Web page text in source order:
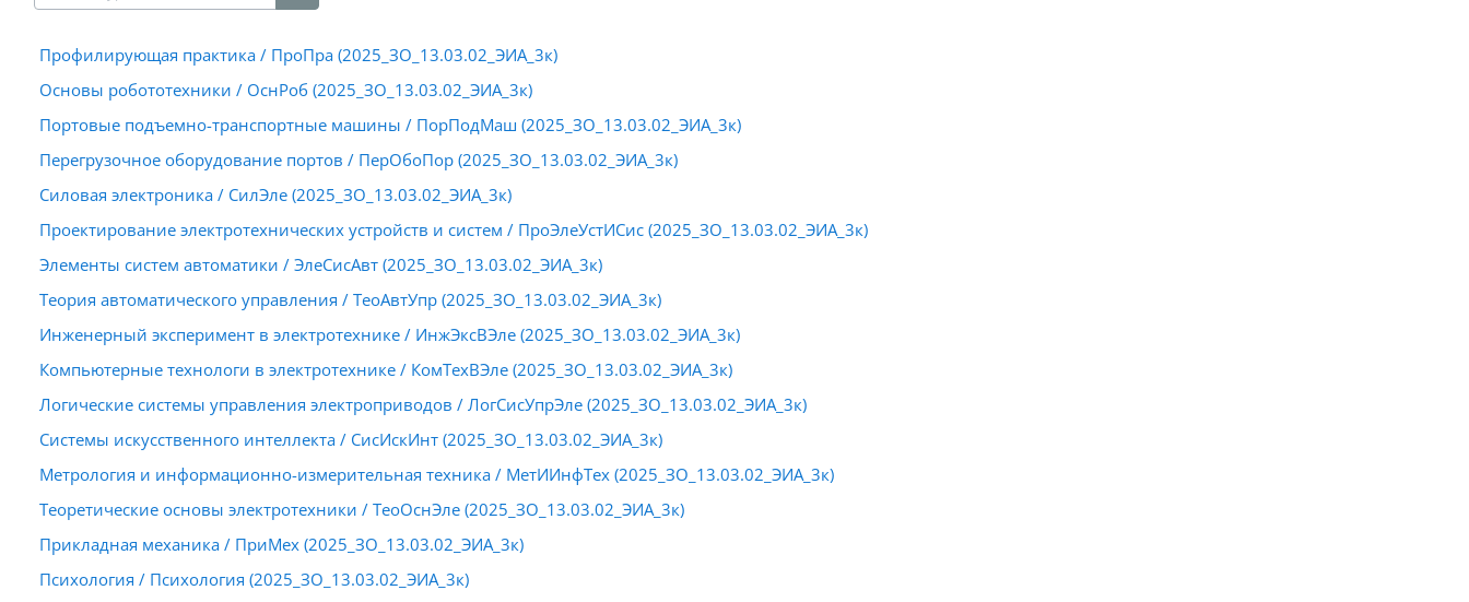
Поиск курса
Профилирующая практика / ПроПра (2025_ЗО_13.03.02_ЭИА_3к)
Основы робототехники / ОснРоб (2025_ЗО_13.03.02_ЭИА_3к)
Портовые подъемно-транспортные машины / ПорПодМаш (2025_ЗО_13.03.02_ЭИА_3к)
Перегрузочное оборудование портов / ПерОбоПор (2025_ЗО_13.03.02_ЭИА_3к)
Силовая электроника / СилЭле (2025_ЗО_13.03.02_ЭИА_3к)
Проектирование электротехнических устройств и систем / ПроЭлеУстИСис (2025_ЗО_13.03.02_ЭИА_3к)
Элементы систем автоматики / ЭлеСисАвт (2025_ЗО_13.03.02_ЭИА_3к)
Теория автоматического управления / ТеоАвтУпр (2025_ЗО_13.03.02_ЭИА_3к)
Инженерный эксперимент в электротехнике / ИнжЭксВЭле (2025_ЗО_13.03.02_ЭИА_3к)
Компьютерные технологи в электротехнике / КомТехВЭле (2025_ЗО_13.03.02_ЭИА_3к)
Логические системы управления электроприводов / ЛогСисУпрЭле (2025_ЗО_13.03.02_ЭИА_3к)
Системы искусственного интеллекта / СисИскИнт (2025_ЗО_13.03.02_ЭИА_3к)
Метрология и информационно-измерительная техника / МетИИнфТех (2025_ЗО_13.03.02_ЭИА_3к)
Теоретические основы электротехники / ТеоОснЭле (2025_ЗО_13.03.02_ЭИА_3к)
Прикладная механика / ПриМех (2025_ЗО_13.03.02_ЭИА_3к)
Психология / Психология (2025_ЗО_13.03.02_ЭИА_3к)